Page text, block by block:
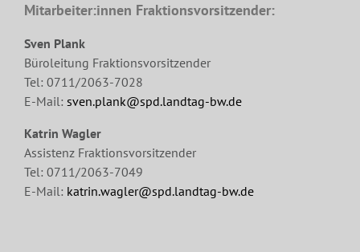
Mitarbeiter:innen Fraktionsvorsitzender:
Sven Plank
Büroleitung Fraktionsvorsitzender
Tel: 0711/2063-7028
E-Mail: sven.plank@spd.landtag-bw.de
Katrin Wagler
Assistenz Fraktionsvorsitzender
Tel: 0711/2063-7049
E-Mail: katrin.wagler@spd.landtag-bw.de